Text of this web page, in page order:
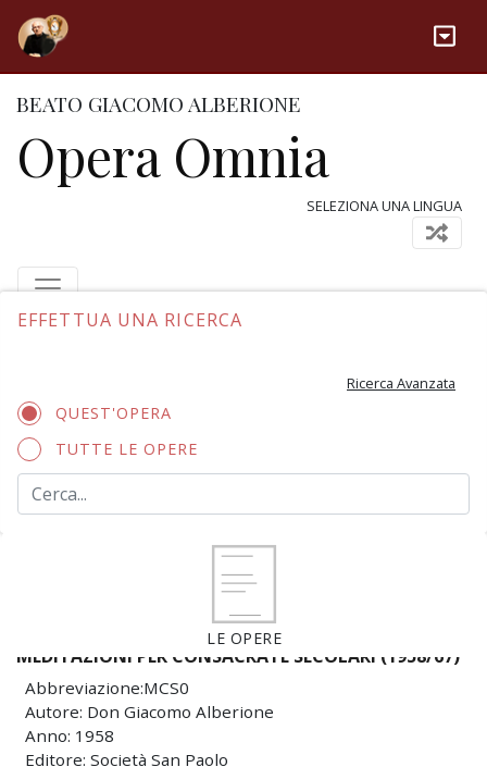
BEATO GIACOMO ALBERIONE
Opera Omnia
SELEZIONA UNA LINGUA
EFFETTUA UNA RICERCA
Ricerca Avanzata
QUEST'OPERA
TUTTE LE OPERE
LE OPERE
MEDITAZIONI PER CONSACRATE SECOLARI (1958/67)
Abbreviazione:MCS0
Autore: Don Giacomo Alberione
Anno: 1958
Editore: Società San Paolo